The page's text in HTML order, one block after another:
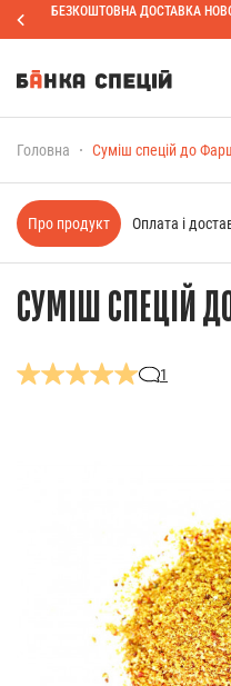
БЕЗКОШТОВНА ДОСТАВКА
Головна Суміш спецій до
СУМІШ СПЕЦІЙ
1
Про продукт Оплата і